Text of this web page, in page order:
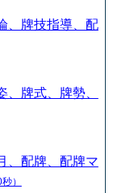
、牌技指導、配
、牌式、牌勢、
、配牌、配牌マ
）